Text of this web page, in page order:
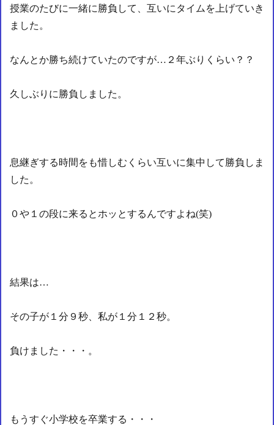
授業のたびに一緒に勝負して、互いにタイムを上げていき
ました。
なんとか勝ち続けていたのですが…２年ぶりくらい？？
久しぶりに勝負しました。
息継ぎする時間をも惜しむくらい互いに集中して勝負しま
した。
０や１の段に来るとホッとするんですよね(笑)
結果は…
その子が１分９秒、私が１分１２秒。
負けました・・・。
もうすぐ小学校を卒業する・・・